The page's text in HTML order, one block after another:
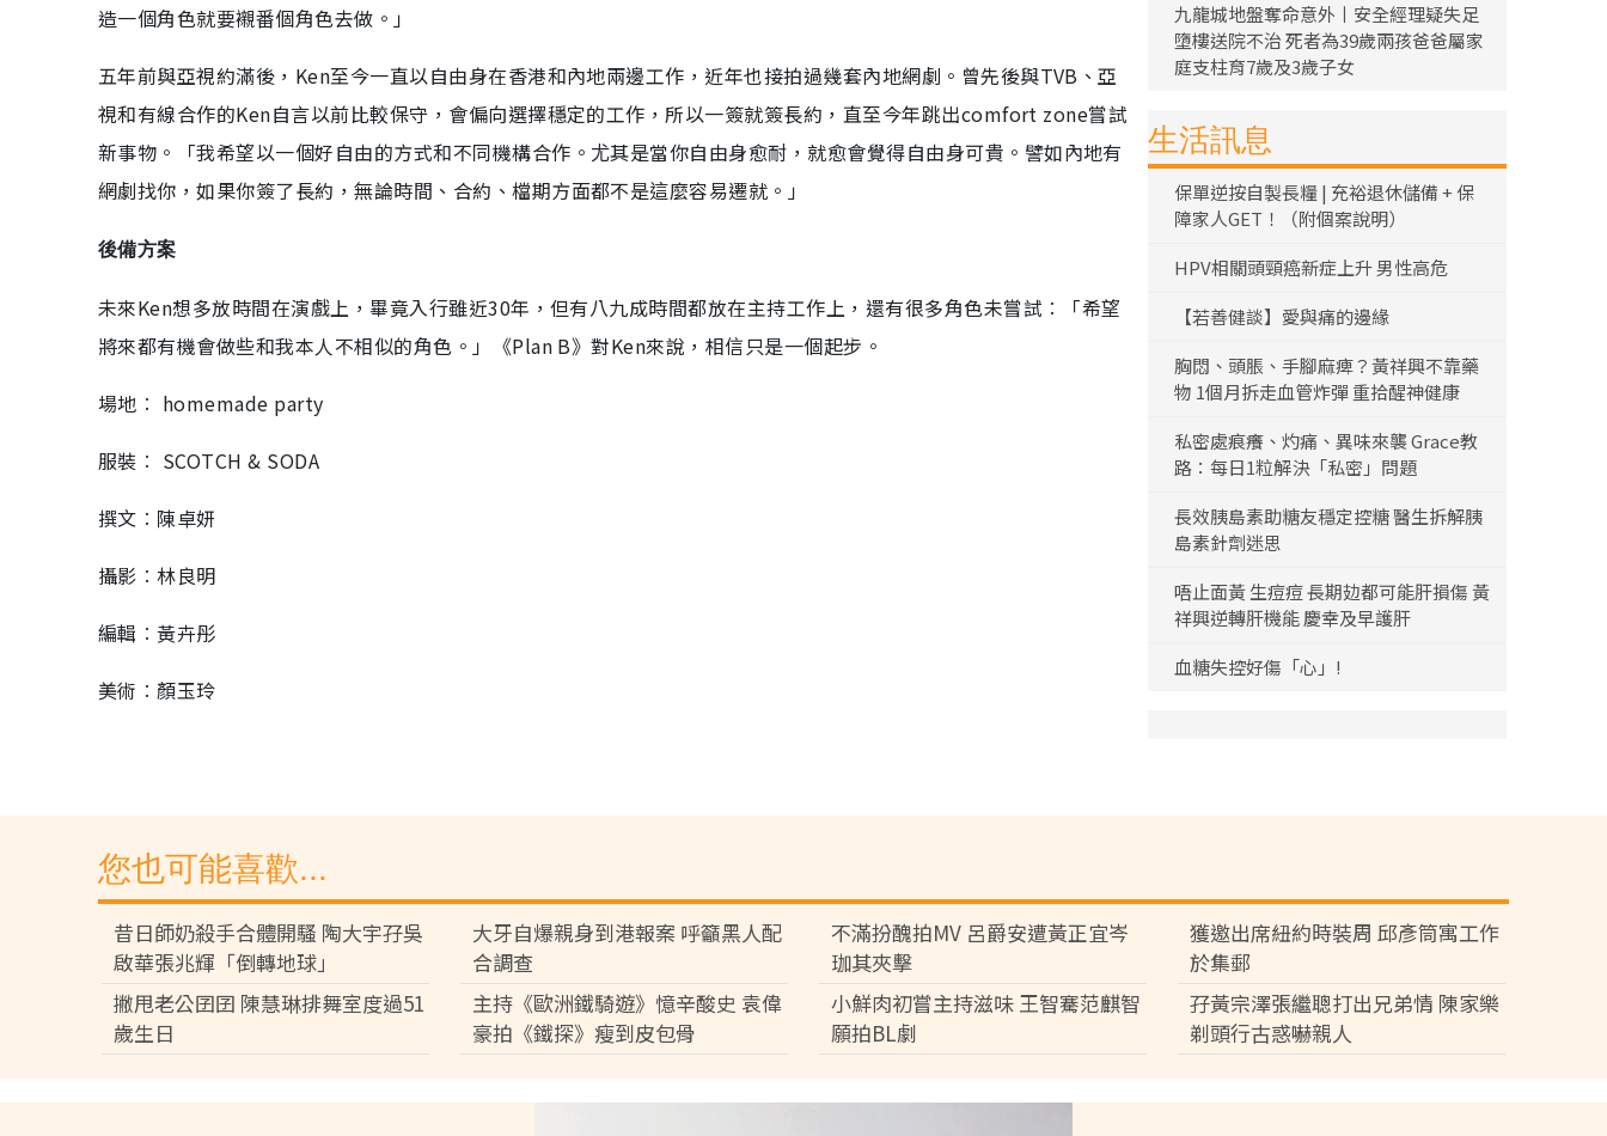
造一個角色就要襯番個角色去做。」
五年前與亞視約滿後，Ken至今一直以自由身在香港和內地兩邊工作，近年也接拍過幾套內地網劇。曾先後與TVB、亞
視和有線合作的Ken自言以前比較保守，會偏向選擇穩定的工作，所以一簽就簽長約，直至今年跳出comfort zone嘗試
新事物。「我希望以一個好自由的方式和不同機構合作。尤其是當你自由身愈耐，就愈會覺得自由身可貴。譬如內地有
網劇找你，如果你簽了長約，無論時間、合約、檔期方面都不是這麼容易遷就。」
後備方案
未來Ken想多放時間在演戲上，畢竟入行雖近30年，但有八九成時間都放在主持工作上，還有很多角色未嘗試︰「希望
將來都有機會做些和我本人不相似的角色。」《Plan B》對Ken來說，相信只是一個起步。
場地︰ homemade party
服裝︰ SCOTCH & SODA
撰文︰陳卓妍
攝影︰林良明
編輯︰黃卉彤
美術︰顏玉玲
九龍城地盤奪命意外丨安全經理疑失足
墮樓送院不治 死者為39歲兩孩爸爸屬家
庭支柱育7歲及3歲子女
生活訊息
保單逆按自製長糧 | 充裕退休儲備 + 保
障家人GET！（附個案說明）
HPV相關頭頸癌新症上升 男性高危
【若善健談】愛與痛的邊緣
胸悶、頭脹、手腳麻痺？黃祥興不靠藥
物 1個月拆走血管炸彈 重拾醒神健康
私密處痕癢、灼痛、異味來襲 Grace教
路：每日1粒解決「私密」問題
長效胰島素助糖友穩定控糖 醫生拆解胰
島素針劑迷思
唔止面黃 生痘痘 長期攰都可能肝損傷 黃
祥興逆轉肝機能 慶幸及早護肝
血糖失控好傷「心」!
您也可能喜歡...
昔日師奶殺手合體開騷 陶大宇孖吳
啟華張兆輝「倒轉地球」
大牙自爆親身到港報案 呼籲黑人配
合調查
不滿扮醜拍MV 呂爵安遭黃正宜岑
珈其夾擊
獲邀出席紐約時裝周 邱彥筒寓工作
於集郵
撇甩老公囝囝 陳慧琳排舞室度過51
歲生日
主持《歐洲鐵騎遊》憶辛酸史 袁偉
豪拍《鐵探》瘦到皮包骨
小鮮肉初嘗主持滋味 王智騫范麒智
願拍BL劇
孖黃宗澤張繼聰打出兄弟情 陳家樂
剃頭行古惑嚇親人